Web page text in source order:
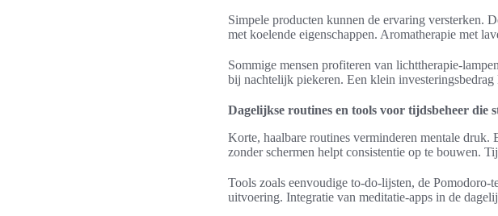
Simpele producten kunnen de ervaring versterken.
met koelende eigenschappen. Aromatherapie met
Sommige mensen profiteren van lichttherapie-
bij nachtelijk piekeren. Een klein
Dagelijkse routines en tools voor tijdsbeheer die
Korte, haalbare routines verminderen mentale druk.
zonder schermen helpt consistentie op te bouwen.
Tools zoals eenvoudige to-do-lijsten, de Pomodoro-
uitvoering. Integratie van meditatie-apps in de